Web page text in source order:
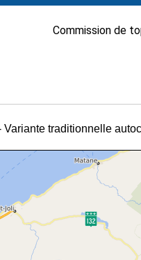
Commission de
Variante traditionnelle